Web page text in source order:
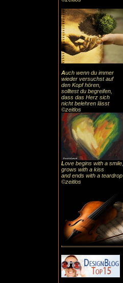
Auch wenn du immer
wieder versuchst auf
den Kopf hören,
solltest du begreifen,
dass das Herz sich
nicht belehren lässt
©zeitlos
Love begins with a smile,
grows with a kiss
and ends with a teardrop
©zeitlos